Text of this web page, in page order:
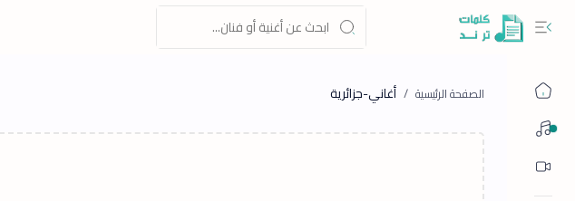
كلمات أغاني
أغاني-جزائرية